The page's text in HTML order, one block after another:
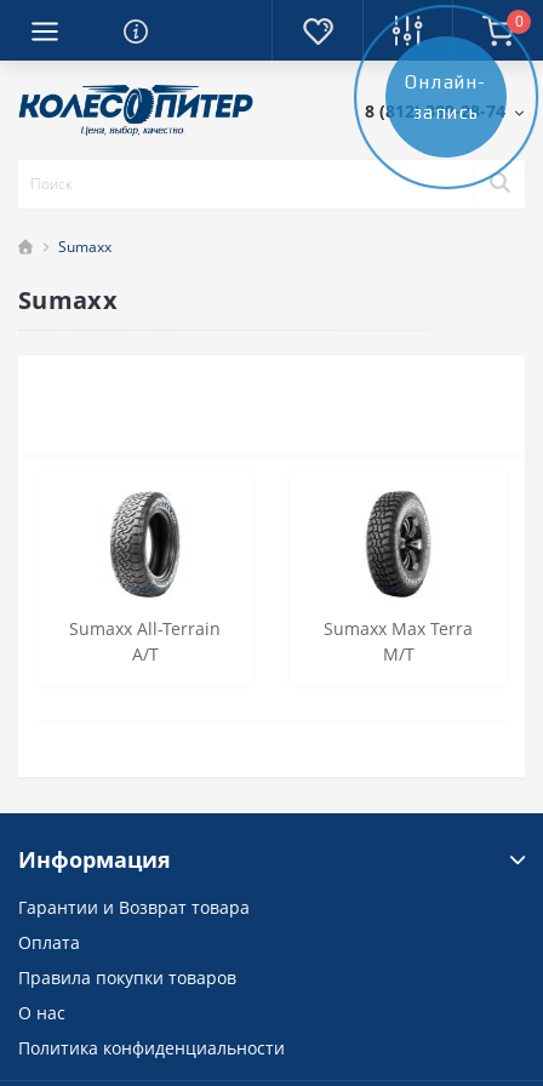
0
8 (812) 389-28-74
Sumaxx
Sumaxx
Sumaxx All-Terrain
A/T
Sumaxx Max Terra
M/T
Онлайн-
запись
Информация
Гарантии и Возврат товара
Оплата
Правила покупки товаров
О нас
Политика конфиденциальности